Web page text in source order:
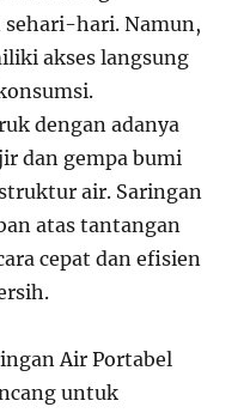
sehari-hari. Namun,
akses langsung
dengan adanya
dan gempa bumi
air. Saringan
atas tantangan
cepat dan efisien
Air Portabel
untuk